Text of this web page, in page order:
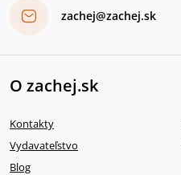
zachej@zachej.sk
O zachej.sk
Kontakty
Vydavateľstvo
Blog